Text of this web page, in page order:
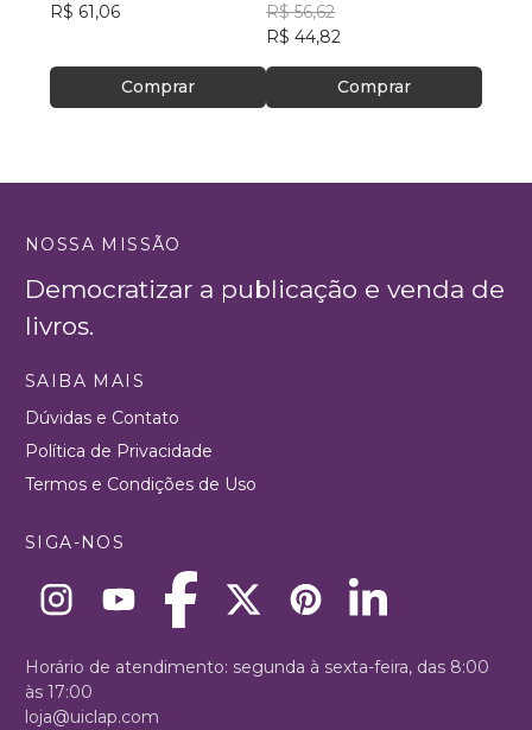
R$ 61,06
Comprar
R$ 56,62
R$ 44,82
Comprar
NOSSA MISSÃO
Democratizar a publicação e venda de
livros.
SAIBA MAIS
Dúvidas e Contato
Política de Privacidade
Termos e Condições de Uso
SIGA-NOS
Horário de atendimento: segunda à sexta-feira, das 8:00
às 17:00
loja@uiclap.com